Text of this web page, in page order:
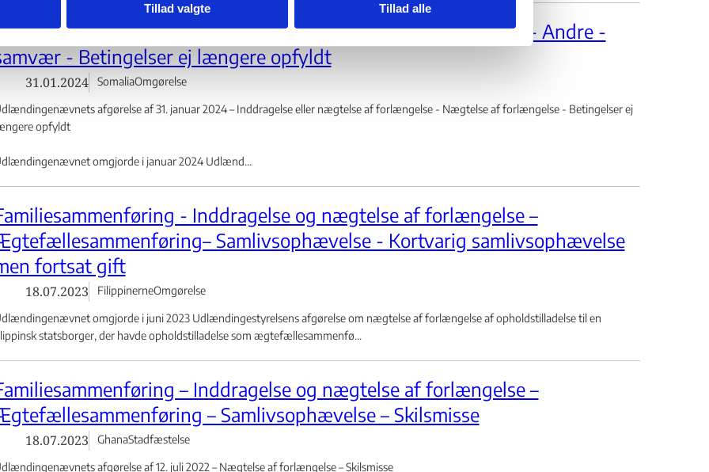
Tillad valgte Tillad alle
- Inddragelse og nægtelse af forlængelse - Andre -
- Betingelser ej længere opfyldt
31.01.2024 SomaliaOmgørelse
afgørelse af 31. januar 2024 – Inddragelse eller nægtelse af forlængelse - Nægtelse af forlængelse - Betingelser ej
opfyldt
omgjorde i januar 2024 Udlænd...
- Inddragelse og nægtelse af forlængelse –
Samlivsophævelse - Kortvarig samlivsophævelse
fortsat gift
18.07.2023 FilippinerneOmgørelse
omgjorde i juni 2023 Udlændingestyrelsens afgørelse om nægtelse af forlængelse af opholdstilladelse til en
statsborger, der havde opholdstilladelse som ægtefællesammenfø...
– Inddragelse og nægtelse af forlængelse –
– Samlivsophævelse – Skilsmisse
18.07.2023 GhanaStadfæstelse
afgørelse af 12. juli 2022 – Nægtelse af forlængelse – Skilsmisse